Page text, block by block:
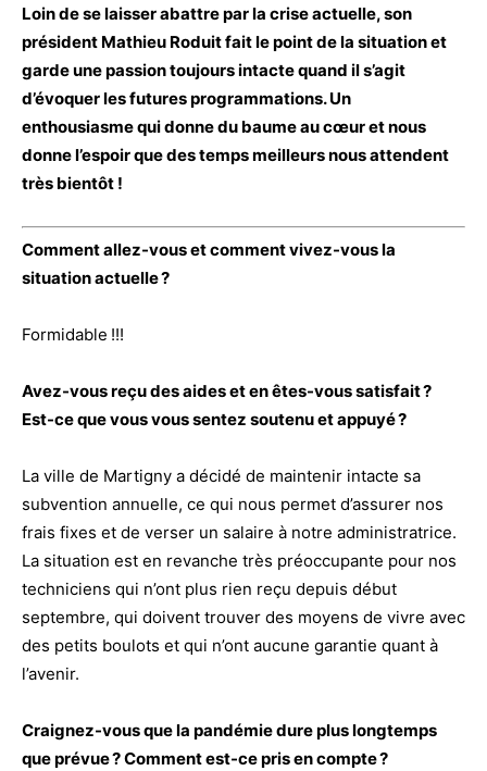
Loin de se laisser abattre par la crise actuelle, son
président Mathieu Roduit fait le point de la situation et
garde une passion toujours intacte quand il s’agit
d’évoquer les futures programmations. Un
enthousiasme qui donne du baume au cœur et nous
donne l’espoir que des temps meilleurs nous attendent
très bientôt !
Comment allez-vous et comment vivez-vous la
situation actuelle ?
Formidable !!!
Avez-vous reçu des aides et en êtes-vous satisfait ?
Est-ce que vous vous sentez soutenu et appuyé ?
La ville de Martigny a décidé de maintenir intacte sa
subvention annuelle, ce qui nous permet d’assurer nos
frais fixes et de verser un salaire à notre administratrice.
La situation est en revanche très préoccupante pour nos
techniciens qui n’ont plus rien reçu depuis début
septembre, qui doivent trouver des moyens de vivre avec
des petits boulots et qui n’ont aucune garantie quant à
l’avenir.
Craignez-vous que la pandémie dure plus longtemps
que prévue ? Comment est-ce pris en compte ?